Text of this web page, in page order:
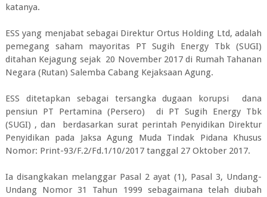
katanya.
ESS yang menjabat sebagai Direktur Ortus Holding Ltd, adalah
pemegang saham mayoritas PT Sugih Energy Tbk (SUGI)
ditahan Kejagung sejak 20 November 2017 di Rumah Tahanan
Negara (Rutan) Salemba Cabang Kejaksaan Agung.
ESS ditetapkan sebagai tersangka dugaan korupsi dana
pensiun PT Pertamina (Persero) di PT Sugih Energy Tbk
(SUGI) , dan berdasarkan surat perintah Penyidikan Direktur
Penyidikan pada Jaksa Agung Muda Tindak Pidana Khusus
Nomor: Print-93/F.2/Fd.1/10/2017 tanggal 27 Oktober 2017.
Ia disangkakan melanggar Pasal 2 ayat (1), Pasal 3, Undang-
Undang Nomor 31 Tahun 1999 sebagaimana telah diubah